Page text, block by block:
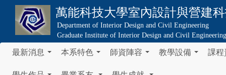
萬能科技大學室內設計與營建
Department of Interior Design and Civil Engineering
Graduate Institute of Interior Design and Civil
最新消息 本系特色 師資陣容 教學設備 課程